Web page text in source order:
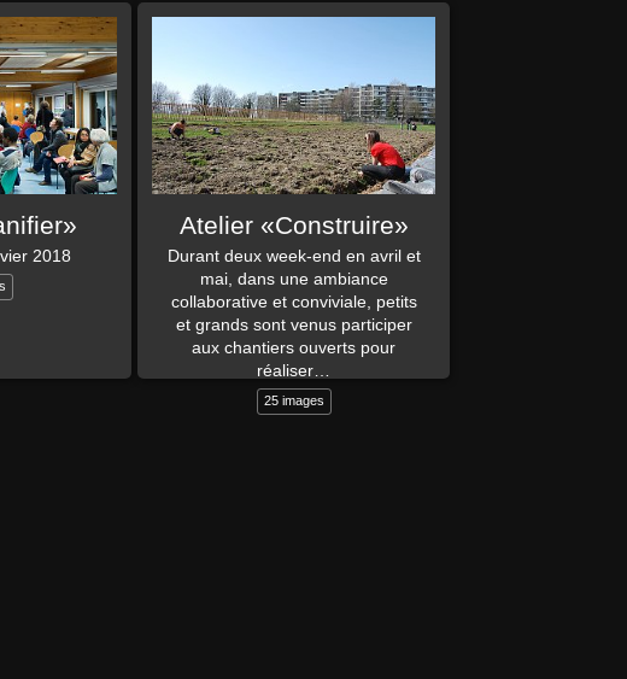
2018
Atelier «Construire»
Durant deux week-end en avril et
mai, dans une ambiance
collaborative et conviviale, petits
et grands sont venus participer
aux chantiers ouverts pour
réaliser…
25 images